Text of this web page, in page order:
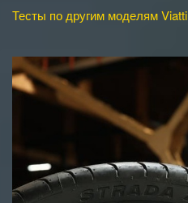
Тесты по другим моделям Viatti